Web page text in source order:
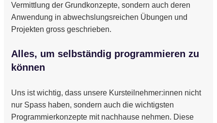
Vermittlung der Grundkonzepte, sondern auch deren
Anwendung in abwechslungsreichen Übungen und
Projekten gross geschrieben.
Alles, um selbständig programmieren zu
können
Uns ist wichtig, dass unsere Kursteilnehmer:innen nicht
nur Spass haben, sondern auch die wichtigsten
Programmierkonzepte mit nachhause nehmen. Diese